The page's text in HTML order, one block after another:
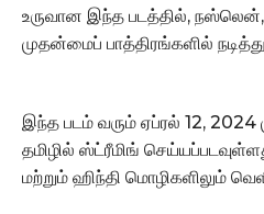
உருவான இந்த படத்தில்,
முதன்மைப் பாத்திரங்களில்
இந்த படம் வரும் ஏப்ரல் 12, 2024
தமிழில் ஸ்ட்ரீமிங்
மற்றும் ஹிந்தி மொழிகளிலும்